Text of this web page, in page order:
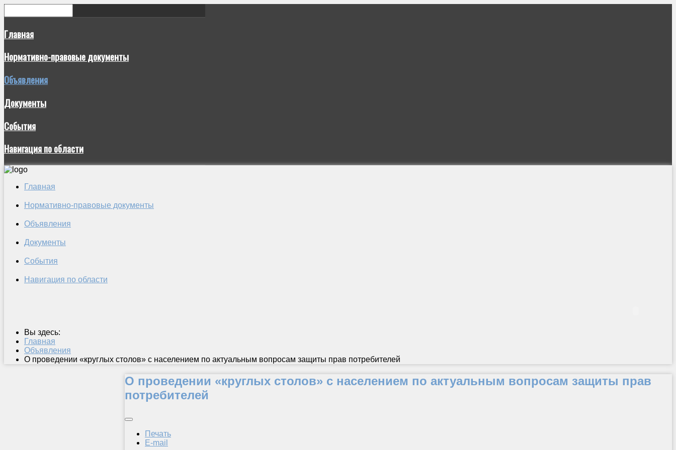
Главная
Нормативно-правовые документы
Объявления
Документы
События
Навигация по области
Главная
Нормативно-правовые документы
Объявления
Документы
События
Навигация по области
Вы здесь:
Главная
Объявления
О проведении «круглых столов» с населением по актуальным вопросам защиты прав потребителей
О проведении «круглых столов» с населением по актуальным вопросам защиты прав
потребителей
Печать
E-mail